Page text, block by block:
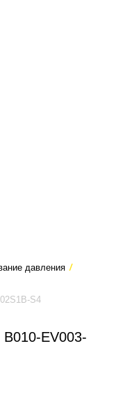
давления /
S4
EV003-